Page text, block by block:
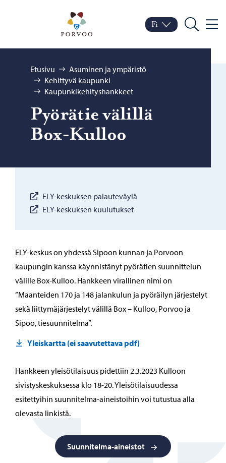
Porvoo – Siirry
Vaihda kieltä
Nykyinen kieli: Suomi
Fi
Hae
Selaa:
Etusivu
Asuminen ja ympäristö
Kehittyvä kaupunki
Kaupunkikehityshankkeet
Pyö­rä­tie vä­lil­lä
Box-​Kulloo
ELY-keskuksen palauteväylä
ELY-keskuksen kuulutukset
ELY-keskus on yhdessä Sipoon kunnan ja Porvoon
kaupungin kanssa käynnistänyt pyörätien suunnittelun
välille Box-Kulloo. Hankkeen virallinen nimi on
”Maanteiden 170 ja 148 jalankulun ja pyöräilyn järjestelyt
sekä liittymäjärjestelyt välillä Box – Kulloo, Porvoo ja
Sipoo, tiesuunnitelma”.
Yleiskartta (ei saavutettava pdf)
Hankkeen yleisötilaisuus pidettiin 2.3.2023 Kulloon
sivistyskeskuksessa klo 18-20. Yleisötilaisuudessa
esitettyihin suunnitelma-aineistoihin voi tutustua alla
olevasta linkistä.
Suunnitelma-aineistot